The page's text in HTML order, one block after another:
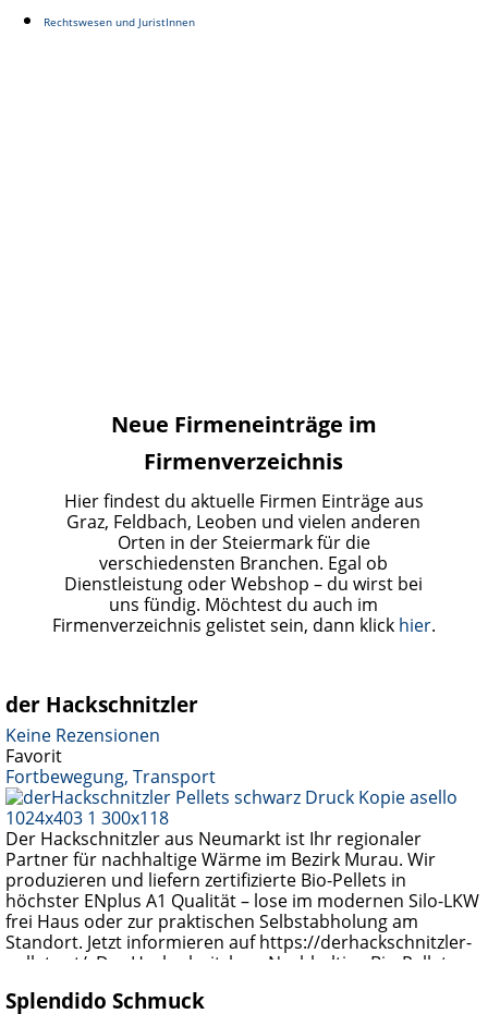
Rechtswesen und JuristInnen
Neue Firmeneinträge im
Firmenverzeichnis
Hier findest du aktuelle Firmen Einträge aus
Graz, Feldbach, Leoben und vielen anderen
Orten in der Steiermark für die
verschiedensten Branchen. Egal ob
Dienstleistung oder Webshop – du wirst bei
uns fündig. Möchtest du auch im
Firmenverzeichnis gelistet sein, dann klick hier.
der Hackschnitzler
Keine Rezensionen
Favorit
Fortbewegung, Transport
Der Hackschnitzler aus Neumarkt ist Ihr regionaler
Partner für nachhaltige Wärme im Bezirk Murau. Wir
produzieren und liefern zertifizierte Bio-Pellets in
höchster ENplus A1 Qualität – lose im modernen Silo-LKW
frei Haus oder zur praktischen Selbstabholung am
Standort. Jetzt informieren auf https://derhackschnitzler-
pellets.at/. Der Hackschnitzler – Nachhaltige Bio-Pellets
in Neumarkt in der Steiermark! Seit
Splendido Schmuck